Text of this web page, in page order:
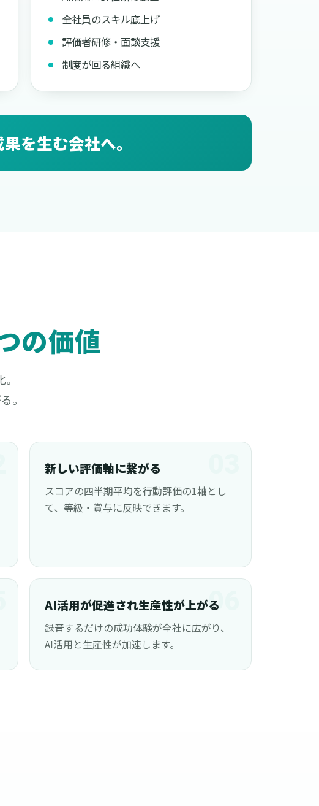
全社員のスキル底上げ
評価者研修・面談支援
制度が回る組織へ
を生む会社へ。
の価値
。
新しい評価軸に繋がる
スコアの四半期平均を行動評価の1軸とし
て、等級・賞与に反映できます。
06
AI活用が促進され生産性が上がる
録音するだけの成功体験が全社に広がり、
AI活用と生産性が加速します。